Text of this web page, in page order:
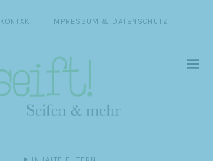
KONTAKT IMPRESSUM & DATENSCHUTZ